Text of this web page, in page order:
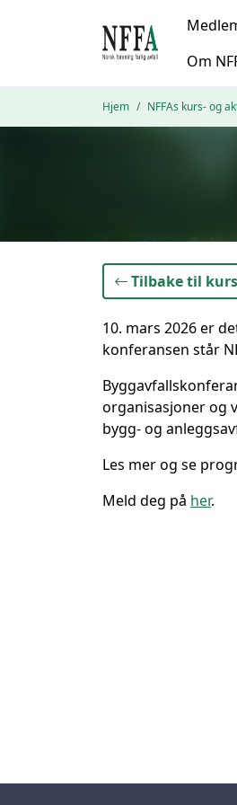
Om
Hjem NFFAs kurs- og
Tilbake til
10. mars 2026 er
konferansen står
organisasjoner og
bygg- og
Les mer og se
Meld deg på her.